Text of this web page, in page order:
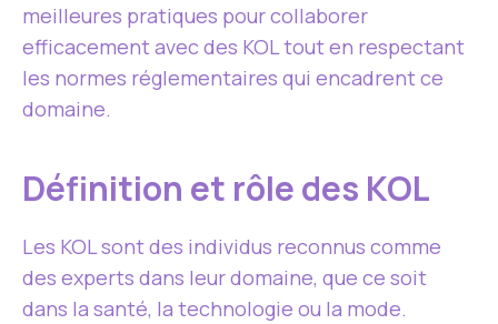
meilleures pratiques pour collaborer
efficacement avec des KOL tout en respectant
les normes réglementaires qui encadrent ce
domaine.
Définition et rôle des KOL
Les KOL sont des individus reconnus comme
des experts dans leur domaine, que ce soit
dans la santé, la technologie ou la mode.